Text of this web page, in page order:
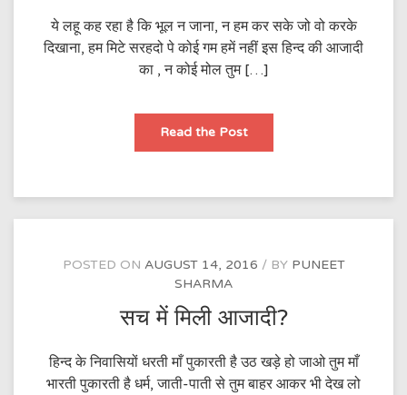
ये लहू कह रहा है कि भूल न जाना, न हम कर सके जो वो करके
दिखाना, हम मिटे सरहदो पे कोई गम हमें नहीं इस हिन्द की आजादी
का , न कोई मोल तुम […]
Read the Postपत्र
POSTED ON AUGUST 14, 2016 BY PUNEET
SHARMA
सच में मिली आजादी?
हिन्द के निवासियों धरती माँ पुकारती है उठ खड़े हो जाओ तुम माँ
भारती पुकारती है धर्म, जाती-पाती से तुम बाहर आकर भी देख लो